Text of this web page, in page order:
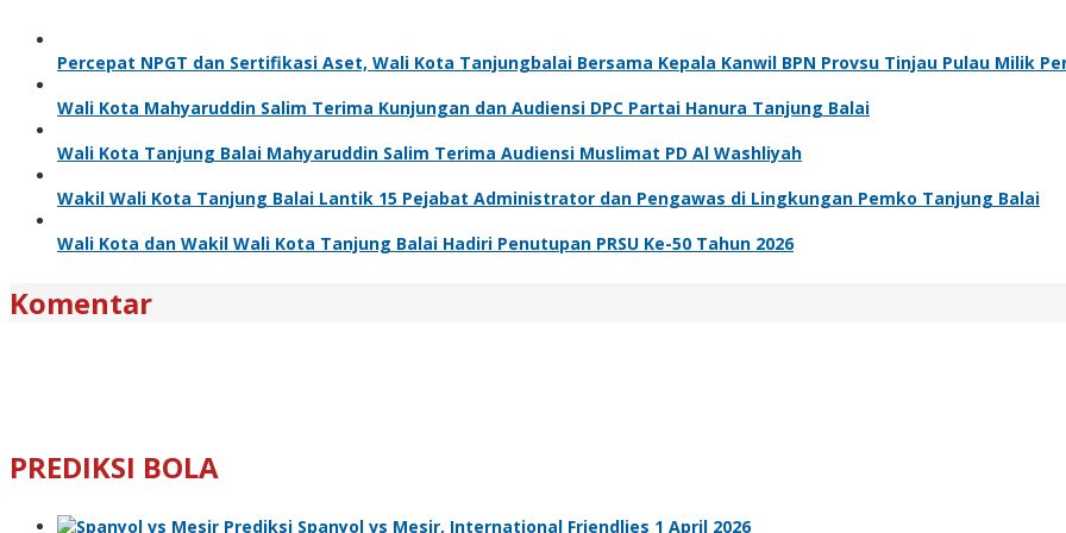
Percepat NPGT dan Sertifikasi Aset, Wali Kota Tanjungbalai Bersama Kepala Kanwil BPN Provsu Tinjau Pulau Milik
Wali Kota Mahyaruddin Salim Terima Kunjungan dan Audiensi DPC Partai Hanura Tanjung Balai
Wali Kota Tanjung Balai Mahyaruddin Salim Terima Audiensi Muslimat PD Al Washliyah
Wakil Wali Kota Tanjung Balai Lantik 15 Pejabat Administrator dan Pengawas di Lingkungan Pemko Tanjung Balai
Wali Kota dan Wakil Wali Kota Tanjung Balai Hadiri Penutupan PRSU Ke-50 Tahun 2026
Komentar
PREDIKSI BOLA
Prediksi Spanyol vs Mesir, International Friendlies 1 April 2026